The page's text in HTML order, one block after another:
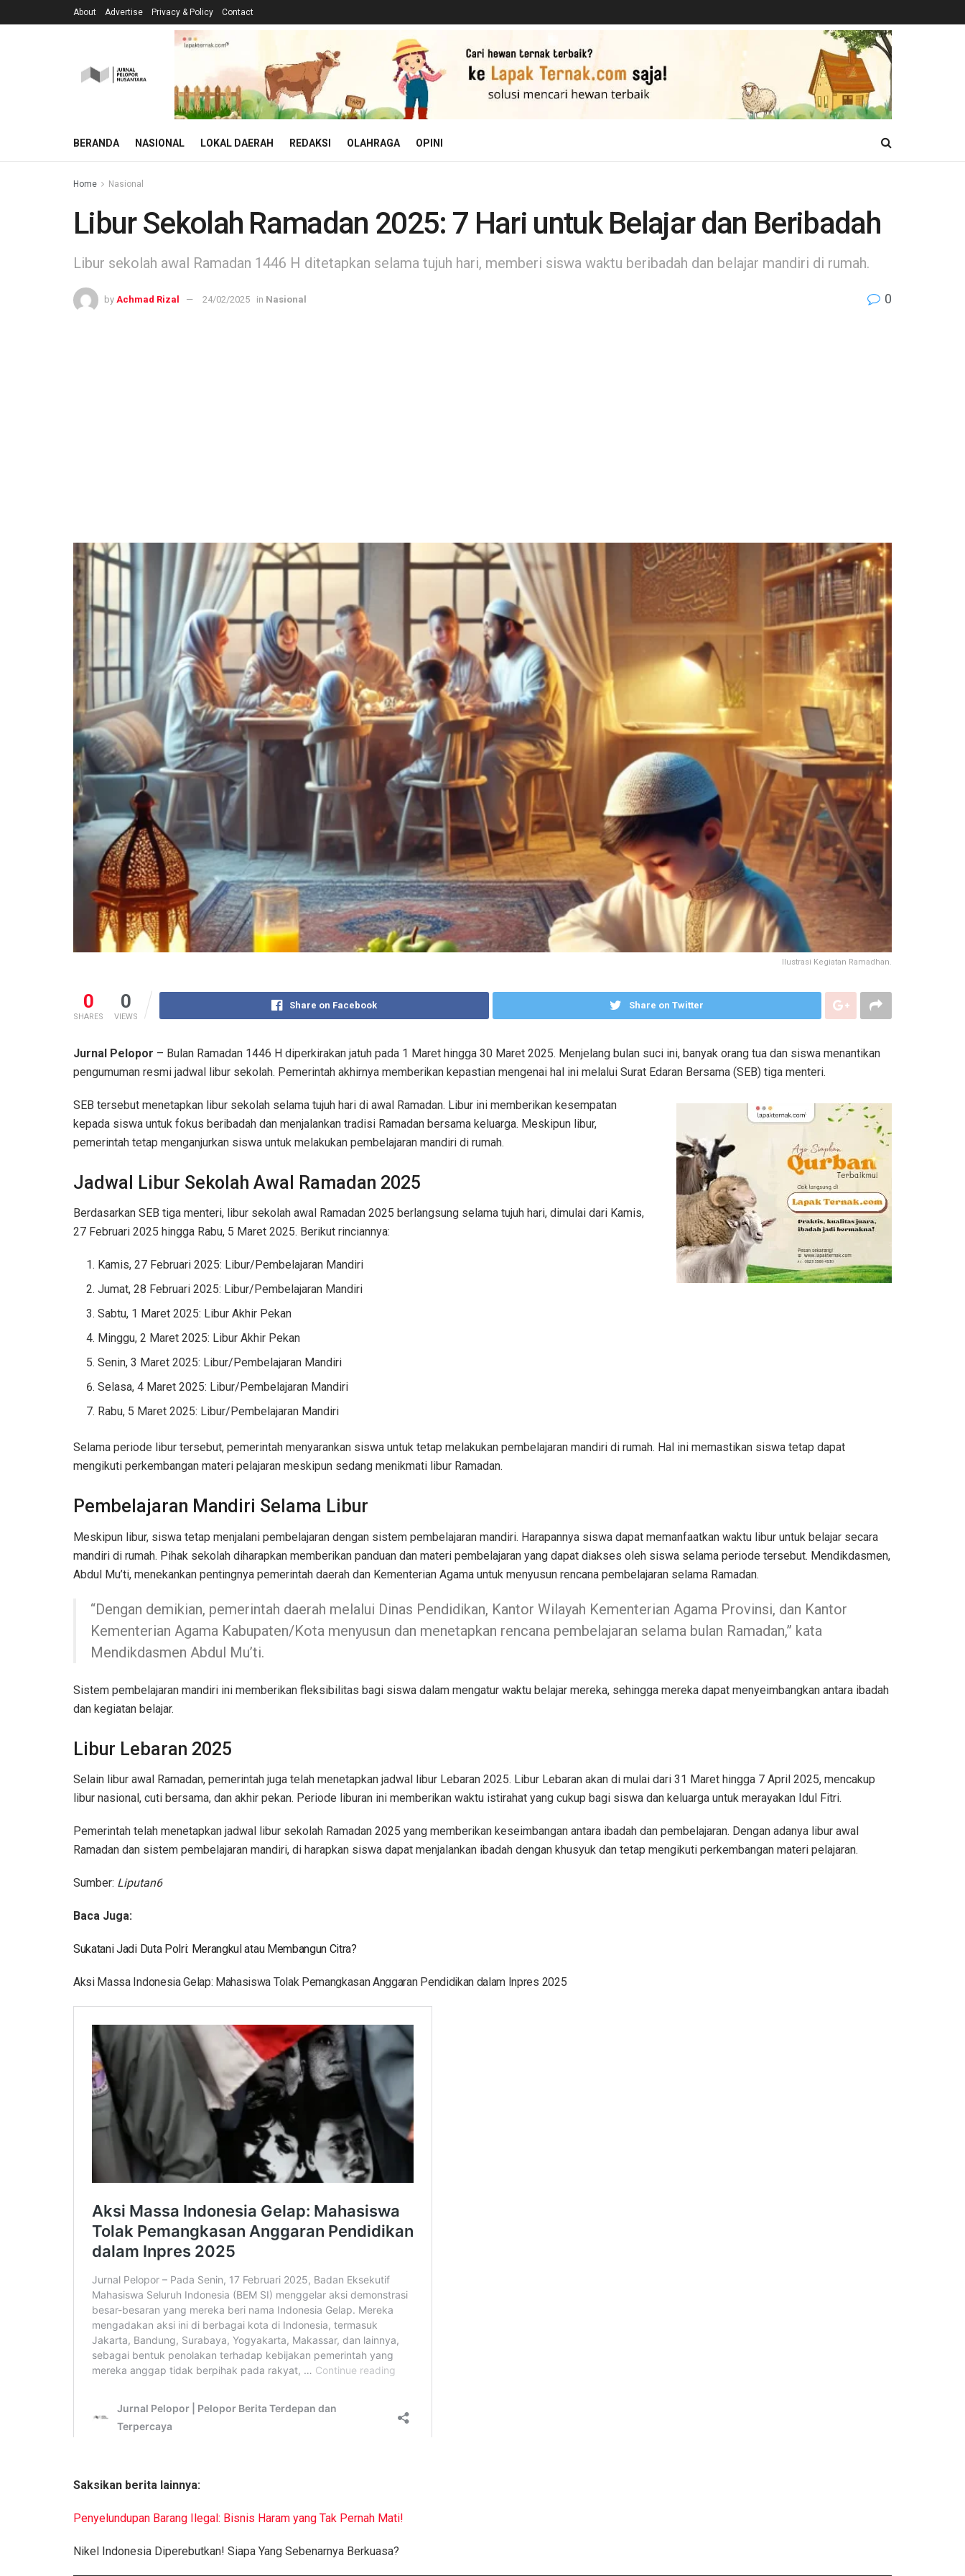
About Advertise Privacy & Policy Contact
BERANDA NASIONAL LOKAL DAERAH REDAKSI OLAHRAGA OPINI
Home Nasional
Libur Sekolah Ramadan 2025: 7 Hari untuk Belajar dan Beribadah
Libur sekolah awal Ramadan 1446 H ditetapkan selama tujuh hari, memberi siswa waktu beribadah dan belajar mandiri di rumah.
by Achmad Rizal 24/02/2025 in Nasional 0
Ilustrasi Kegiatan Ramadhan.
0
SHARES
0
VIEWS
Share on Facebook Share on Twitter
Jurnal Pelopor – Bulan Ramadan 1446 H diperkirakan jatuh pada 1 Maret hingga 30 Maret 2025. Menjelang bulan suci ini, banyak orang tua dan siswa menantikan
pengumuman resmi jadwal libur sekolah. Pemerintah akhirnya memberikan kepastian mengenai hal ini melalui Surat Edaran Bersama (SEB) tiga menteri.
SEB tersebut menetapkan libur sekolah selama tujuh hari di awal Ramadan. Libur ini memberikan kesempatan
kepada siswa untuk fokus beribadah dan menjalankan tradisi Ramadan bersama keluarga. Meskipun libur,
pemerintah tetap menganjurkan siswa untuk melakukan pembelajaran mandiri di rumah.
Jadwal Libur Sekolah Awal Ramadan 2025
Berdasarkan SEB tiga menteri, libur sekolah awal Ramadan 2025 berlangsung selama tujuh hari, dimulai dari Kamis,
27 Februari 2025 hingga Rabu, 5 Maret 2025. Berikut rinciannya:
Kamis, 27 Februari 2025: Libur/Pembelajaran Mandiri
Jumat, 28 Februari 2025: Libur/Pembelajaran Mandiri
Sabtu, 1 Maret 2025: Libur Akhir Pekan
Minggu, 2 Maret 2025: Libur Akhir Pekan
Senin, 3 Maret 2025: Libur/Pembelajaran Mandiri
Selasa, 4 Maret 2025: Libur/Pembelajaran Mandiri
Rabu, 5 Maret 2025: Libur/Pembelajaran Mandiri
Selama periode libur tersebut, pemerintah menyarankan siswa untuk tetap melakukan pembelajaran mandiri di rumah. Hal ini memastikan siswa tetap dapat
mengikuti perkembangan materi pelajaran meskipun sedang menikmati libur Ramadan.
Pembelajaran Mandiri Selama Libur
Meskipun libur, siswa tetap menjalani pembelajaran dengan sistem pembelajaran mandiri. Harapannya siswa dapat memanfaatkan waktu libur untuk belajar secara
mandiri di rumah. Pihak sekolah diharapkan memberikan panduan dan materi pembelajaran yang dapat diakses oleh siswa selama periode tersebut. Mendikdasmen,
Abdul Mu’ti, menekankan pentingnya pemerintah daerah dan Kementerian Agama untuk menyusun rencana pembelajaran selama Ramadan.
“Dengan demikian, pemerintah daerah melalui Dinas Pendidikan, Kantor Wilayah Kementerian Agama Provinsi, dan Kantor
Kementerian Agama Kabupaten/Kota menyusun dan menetapkan rencana pembelajaran selama bulan Ramadan,” kata
Mendikdasmen Abdul Mu’ti.
Sistem pembelajaran mandiri ini memberikan fleksibilitas bagi siswa dalam mengatur waktu belajar mereka, sehingga mereka dapat menyeimbangkan antara ibadah
dan kegiatan belajar.
Libur Lebaran 2025
Selain libur awal Ramadan, pemerintah juga telah menetapkan jadwal libur Lebaran 2025. Libur Lebaran akan di mulai dari 31 Maret hingga 7 April 2025, mencakup
libur nasional, cuti bersama, dan akhir pekan. Periode liburan ini memberikan waktu istirahat yang cukup bagi siswa dan keluarga untuk merayakan Idul Fitri.
Pemerintah telah menetapkan jadwal libur sekolah Ramadan 2025 yang memberikan keseimbangan antara ibadah dan pembelajaran. Dengan adanya libur awal
Ramadan dan sistem pembelajaran mandiri, di harapkan siswa dapat menjalankan ibadah dengan khusyuk dan tetap mengikuti perkembangan materi pelajaran.
Sumber: Liputan6
Baca Juga:
Sukatani Jadi Duta Polri: Merangkul atau Membangun Citra?
Aksi Massa Indonesia Gelap: Mahasiswa Tolak Pemangkasan Anggaran Pendidikan dalam Inpres 2025
Saksikan berita lainnya:
Penyelundupan Barang Ilegal: Bisnis Haram yang Tak Pernah Mati!
Nikel Indonesia Diperebutkan! Siapa Yang Sebenarnya Berkuasa?